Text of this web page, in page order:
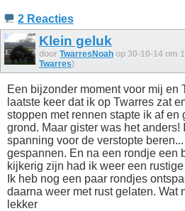
2 Reacties
Klein geluk
door TwarresNoah op 30-10-14 om
Twarres)
Een bijzonder moment voor mij en
laatste keer dat ik op Twarres zat
stoppen met rennen stapte ik af en
grond. Maar gister was het anders!
spanning voor de verstopte
gespannen. En na een rondje een
kijkerig zijn had ik weer een
Ik heb nog een paar rondjes
daarna weer met rust gelaten. Wat
lekker